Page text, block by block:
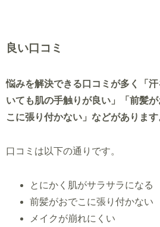
良い口コミ
悩みを解決できる口コミが多く「
いても肌の手触りが良い」「前髪
こに張り付かない」などがあります
口コミは以下の通りです。
とにかく肌がサラサラになる
前髪がおでこに張り付かない
メイクが崩れにくい